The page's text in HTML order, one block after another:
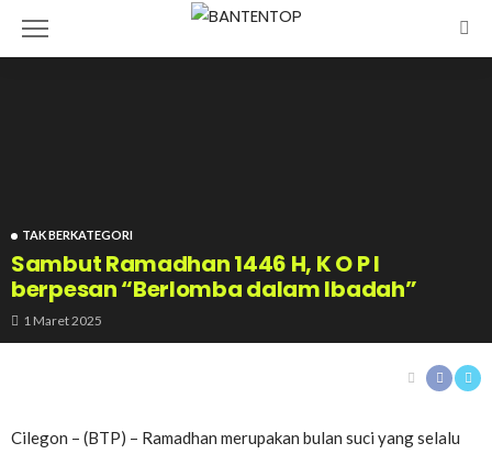
TAK BERKATEGORI
Sambut Ramadhan 1446 H, K O P I
berpesan “Berlomba dalam Ibadah”
1 Maret 2025
Cilegon – (BTP) – Ramadhan merupakan bulan suci yang selalu